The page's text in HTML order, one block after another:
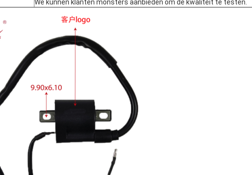
We kunnen klanten monsters aanbieden om de kwaliteit te testen.